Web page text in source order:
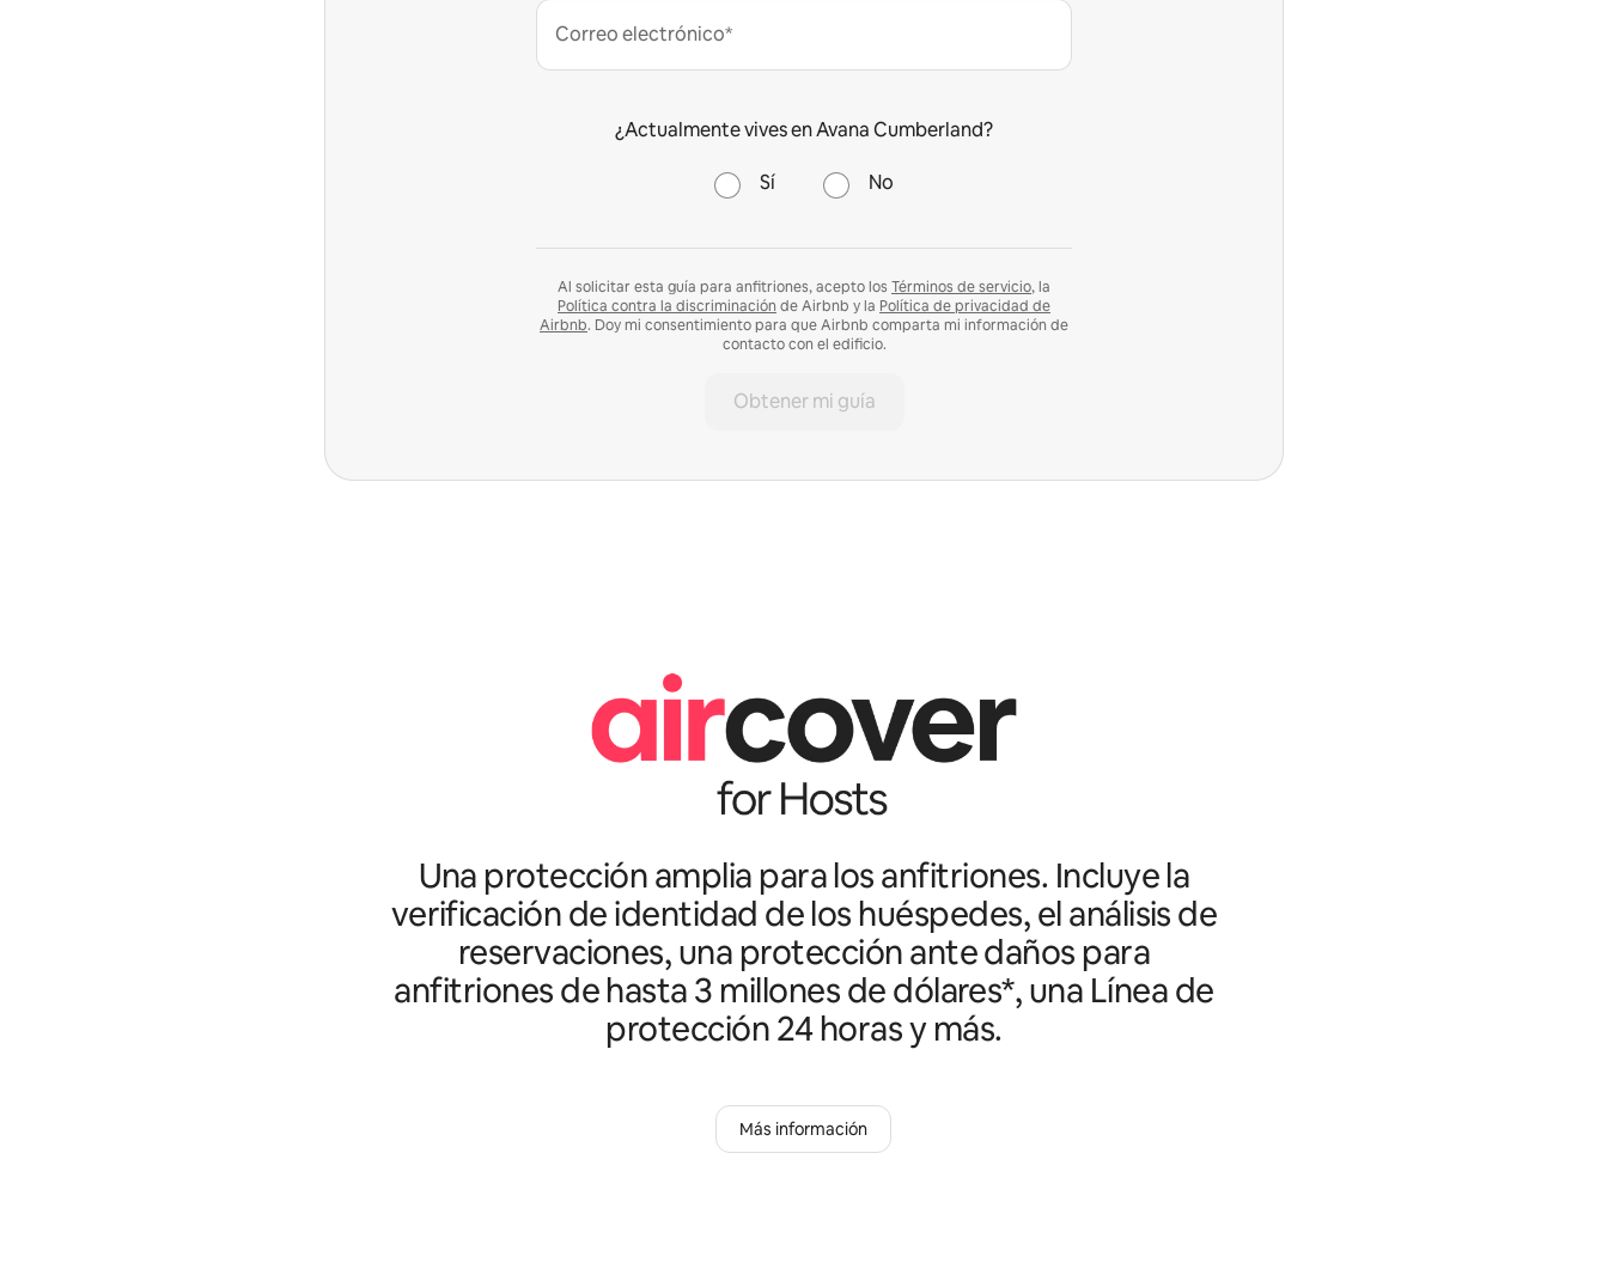
Correo electrónico*
¿Actualmente vives en Avana Cumberland?
Sí No
Al solicitar esta guía para anfitriones, acepto los Términos de servicio, la
Política contra la discriminación de Airbnb y la Política de privacidad de
Airbnb. Doy mi consentimiento para que Airbnb comparta mi información de
contacto con el edificio.
Obtener mi guía
Una protección amplia para los anfitriones. Incluye la
verificación de identidad de los huéspedes, el análisis de
reservaciones, una protección ante daños para
anfitriones de hasta 3 millones de dólares*, una Línea de
protección 24 horas y más.
Más información